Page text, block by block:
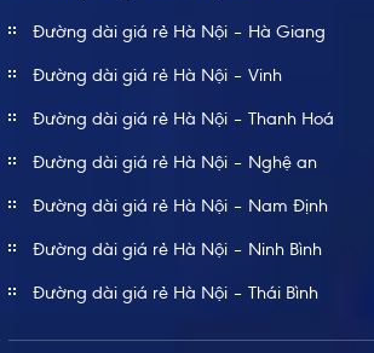
Đường dài giá rẻ Hà Nội – Hà Giang
Đường dài giá rẻ Hà Nội – Vinh
Đường dài giá rẻ Hà Nội – Thanh Hoá
Đường dài giá rẻ Hà Nội – Nghệ an
Đường dài giá rẻ Hà Nội – Nam Định
Đường dài giá rẻ Hà Nội – Ninh Bình
Đường dài giá rẻ Hà Nội – Thái Bình